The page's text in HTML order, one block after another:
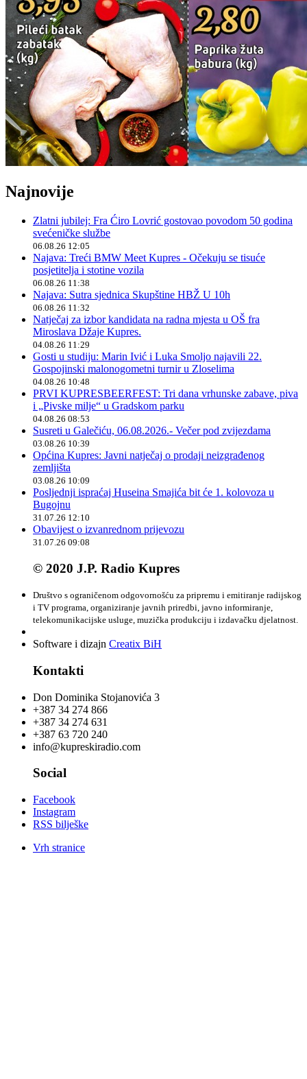
Najnovije
Zlatni jubilej: Fra Ćiro Lovrić gostovao povodom 50 godina
svećeničke službe
06.08.26 12:05
Najava: Treći BMW Meet Kupres - Očekuju se tisuće
posjetitelja i stotine vozila
06.08.26 11:38
Najava: Sutra sjednica Skupštine HBŽ U 10h
06.08.26 11:32
Natječaj za izbor kandidata na radna mjesta u OŠ fra
Miroslava Džaje Kupres.
04.08.26 11:29
Gosti u studiju: Marin Ivić i Luka Smoljo najavili 22.
Gospojinski malonogometni turnir u Zloselima
04.08.26 10:48
PRVI KUPRESBEERFEST: Tri dana vrhunske zabave, piva
i „Pivske milje“ u Gradskom parku
04.08.26 08:53
Susreti u Galečiću, 06.08.2026.- Večer pod zvijezdama
03.08.26 10:39
Općina Kupres: Javni natječaj o prodaji neizgrađenog
zemljišta
03.08.26 10:09
Posljednji ispraćaj Huseina Smajića bit će 1. kolovoza u
Bugojnu
31.07.26 12:10
Obavijest o izvanrednom prijevozu
31.07.26 09:08
© 2020 J.P. Radio Kupres
Društvo s ograničenom odgovornošću za pripremu i emitiranje radijskog
i TV programa, organiziranje javnih priredbi, javno informiranje,
telekomunikacijske usluge, muzička produkciju i izdavačku djelatnost.
Software i dizajn Creatix BiH
Kontakti
Don Dominika Stojanovića 3
+387 34 274 866
+387 34 274 631
+387 63 720 240
info@kupreskiradio.com
Social
Facebook
Instagram
RSS bilješke
Vrh stranice